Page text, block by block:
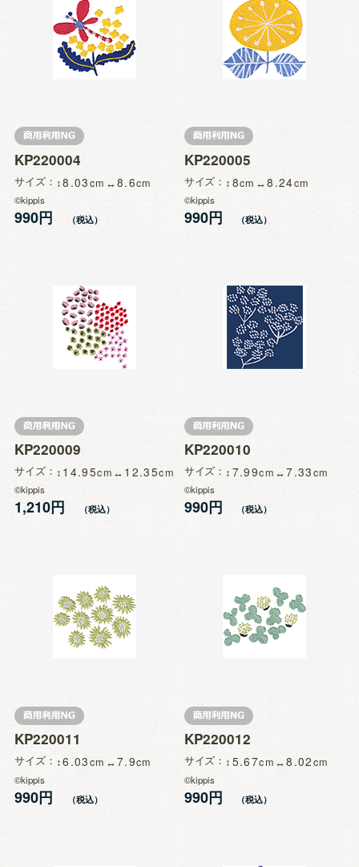
KP220004
サイズ 8.03 8.6
©kippis
990円
KP220005
サイズ 8 8.24
©kippis
990円
KP220009
サイズ 14.95 12.35
©kippis
1,210円
KP220010
サイズ 7.99 7.33
©kippis
990円
KP220011
サイズ 6.03 7.9
©kippis
990円
KP220012
サイズ 5.67 8.02
©kippis
990円